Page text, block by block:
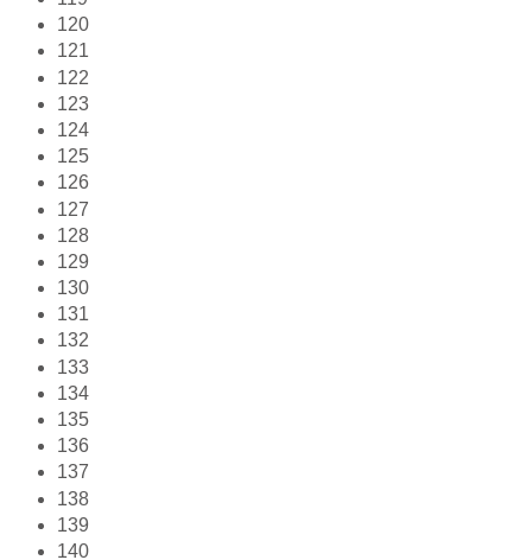
120
121
122
123
124
125
126
127
128
129
130
131
132
133
134
135
136
137
138
139
140